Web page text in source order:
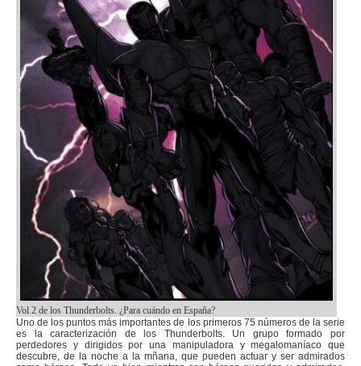
Vol 2 de los Thunderbolts. ¿Para cuándo en España?
Uno de los puntos más importantes de los primeros 75 números de la serie
es la caracterización de los Thunderbolts. Un grupo formado por
perdedores y dirigidos por una manipuladora y megalomaníaco que
descubre, de la noche a la mñana, que pueden actuar y ser admirados